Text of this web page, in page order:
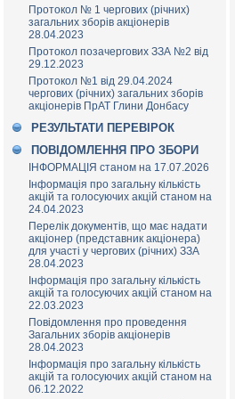
Протокол № 1 чергових (річних)
загальних зборів акціонерів
28.04.2023
Протокол позачергових ЗЗА №2 від
29.12.2023
Протокол №1 від 29.04.2024
чергових (річних) загальних зборів
акціонерів ПрАТ Глини Донбасу
РЕЗУЛЬТАТИ ПЕРЕВІРОК
ПОВІДОМЛЕННЯ ПРО ЗБОРИ
ІНФОРМАЦІЯ станом на 17.07.2026
Інформація про загальну кількість
акцій та голосуючих акцій станом на
24.04.2023
Перелік документів, що має надати
акціонер (представник акціонера)
для участі у чергових (річних) ЗЗА
28.04.2023
Інформація про загальну кількість
акцій та голосуючих акцій станом на
22.03.2023
Повідомлення про проведення
Загальних зборів акціонерів
28.04.2023
Інформація про загальну кількість
акцій та голосуючих акцій станом на
06.12.2022